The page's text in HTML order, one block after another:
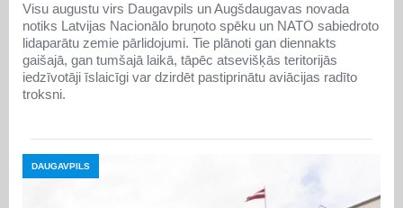
Visu augustu virs Daugavpils un Augšdaugavas novada
notiks Latvijas Nacionālo bruņoto spēku un NATO sabiedroto
lidaparātu zemie pārlidojumi. Tie plānoti gan diennakts
gaišajā, gan tumšajā laikā, tāpēc atsevišķās teritorijās
iedzīvotāji īslaicīgi var dzirdēt pastiprinātu aviācijas radīto
troksni.
DAUGAVPILS